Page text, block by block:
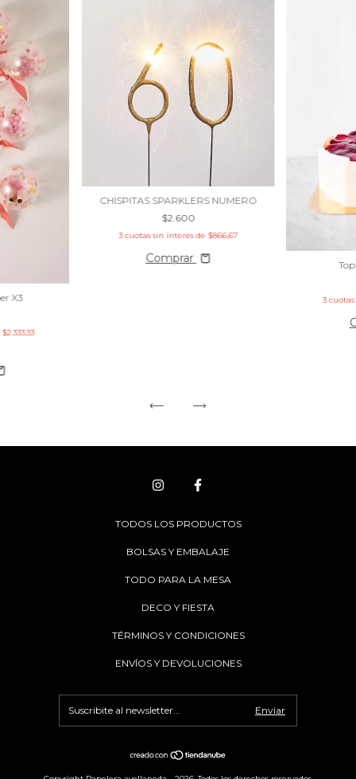
X3
$2.333,33
CHISPITAS SPARKLERS NUMERO
$2.600
3 cuotas sin interés de $866,67
Comprar
3
TODOS LOS PRODUCTOS
BOLSAS Y EMBALAJE
TODO PARA LA MESA
DECO Y FIESTA
TÉRMINOS Y CONDICIONES
ENVÍOS Y DEVOLUCIONES